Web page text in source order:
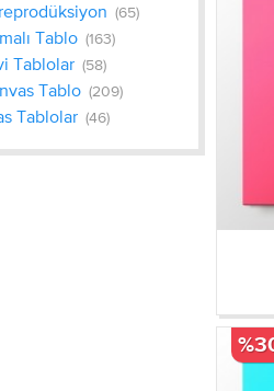
(65)
Tablo (163)
Tablolar (58)
Tablo (209)
Tablolar (46)